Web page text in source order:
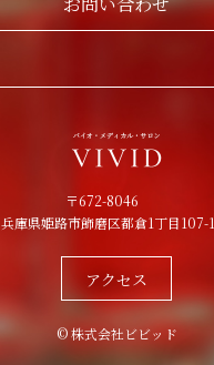
〒672-8046
兵庫県姫路市飾磨区都倉1丁目107-1
アクセス
© 株式会社ビビッド